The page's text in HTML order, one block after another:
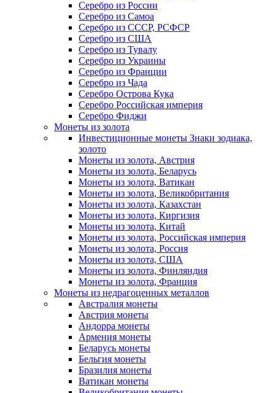
Серебро из России
Серебро из Самоа
Серебро из СССР, РСФСР
Серебро из США
Серебро из Тувалу
Серебро из Украины
Серебро из Франции
Серебро из Чада
Серебро Острова Кука
Серебро Российская империя
Серебро Фиджи
Монеты из золота
Инвестиционные монеты Знаки зодиака,
золото
Монеты из золота, Австрия
Монеты из золота, Беларусь
Монеты из золота, Ватикан
Монеты из золота, Великобритания
Монеты из золота, Казахстан
Монеты из золота, Киргизия
Монеты из золота, Китай
Монеты из золота, Российская империя
Монеты из золота, Россия
Монеты из золота, США
Монеты из золота, Финляндия
Монеты из золота, Франция
Монеты из недрагоценных металлов
Австралия монеты
Австрия монеты
Андорра монеты
Армения монеты
Беларусь монеты
Бельгия монеты
Бразилия монеты
Ватикан монеты